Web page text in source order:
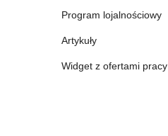
Program lojalnościowy
Artykuły
Widget z ofertami pracy